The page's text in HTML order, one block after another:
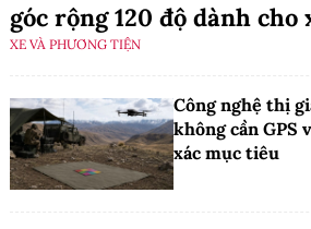
góc rộng 120 độ dành cho
XE VÀ PHƯƠNG TIỆN
Công nghệ thị
không cần GPS
xác mục tiêu